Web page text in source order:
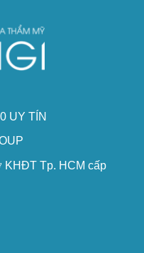
UY TÍN
KHĐT Tp. HCM cấp